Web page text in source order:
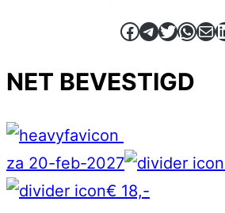
Facebook
Telegram
Twitter
E-
NET BEVESTIGD
za 20-feb-2027
€ 18,-